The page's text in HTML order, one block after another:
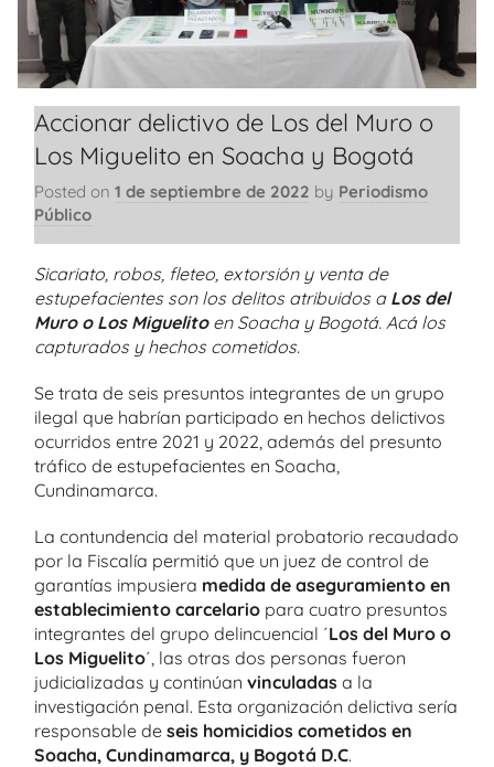
Accionar delictivo de Los del Muro o
Los Miguelito en Soacha y Bogotá
Posted on 1 de septiembre de 2022 by Periodismo
Público
Sicariato, robos, fleteo, extorsión y venta de
estupefacientes son los delitos atribuidos a Los del
Muro o Los Miguelitoen Soacha y Bogotá. Acá los
capturados y hechos cometidos.
Se trata de seis presuntos integrantes de un grupo
ilegal que habrían participado en hechos delictivos
ocurridos entre 2021 y 2022, además del presunto
tráfico de estupefacientes en Soacha,
Cundinamarca.
La contundencia del material probatorio recaudado
por la Fiscalía permitió que un juez de control de
garantías impusiera medida de aseguramiento en
establecimiento carcelario para cuatro presuntos
integrantes del grupo delincuencial ´Los del Muro o
Los Miguelito´, las otras dos personas fueron
judicializadas y continúan vinculadas a la
investigación penal. Esta organización delictiva sería
responsable de seis homicidios cometidos en
Soacha, Cundinamarca, y Bogotá D.C.